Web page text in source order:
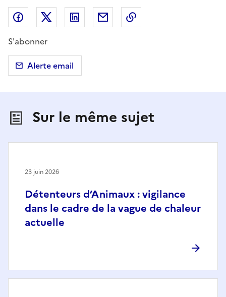
Partager sur Facebook
Partager sur X (anciennement Twitter)
Partager sur LinkedIn
Partager par email
S'abonner
Alerte email
Sur le même sujet
Détenteurs d’Animaux : vigilance
dans le cadre de la vague de chaleur
actuelle
23 juin 2026